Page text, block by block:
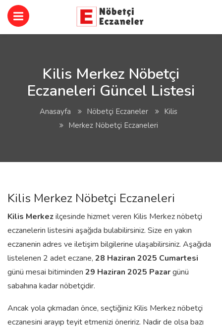
Kilis Merkez Nöbetçi
Eczaneleri Güncel Listesi
Anasayfa Nöbetçi Eczaneler
Kilis
Merkez Nöbetçi Eczaneleri
Kilis Merkez Nöbetçi Eczaneleri
Kilis Merkezilçesinde hizmet veren Kilis Merkez nöbetçi
eczanelerin listesini aşağıda bulabilirsiniz. Size en yakın
eczanenin adres ve iletişim bilgilerine ulaşabilirsiniz. Aşağıda
listelenen 2 adet eczane, 28 Haziran 2025 Cumartesi
günü mesai bitiminden 29 Haziran 2025 Pazargünü
sabahına kadar nöbetçidir.
Ancak yola çıkmadan önce, seçtiğiniz Kilis Merkez nöbetçi
eczanesini arayıp teyit etmenizi öneririz. Nadir de olsa bazı